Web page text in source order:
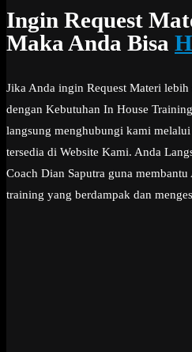
Ingin Request
Maka Anda Bisa
Jika Anda ingin Request Materi
dengan Kebutuhan In House
langsung menghubungi kami
tersedia di Website Kami. Anda
Coach Dian Saputra guna
training yang berdampak dan